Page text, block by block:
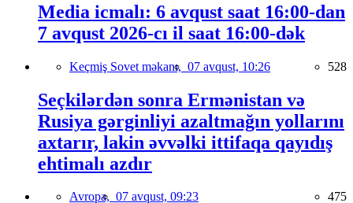
Media icmalı: 6 avqust saat 16:00-dan
7 avqust 2026-cı il saat 16:00-dək
Keçmiş Sovet məkanı, 07 avqust, 10:26 528
Seçkilərdən sonra Ermənistan və
Rusiya gərginliyi azaltmağın yollarını
axtarır, lakin əvvəlki ittifaqa qayıdış
ehtimalı azdır
Avropa, 07 avqust, 09:23 475